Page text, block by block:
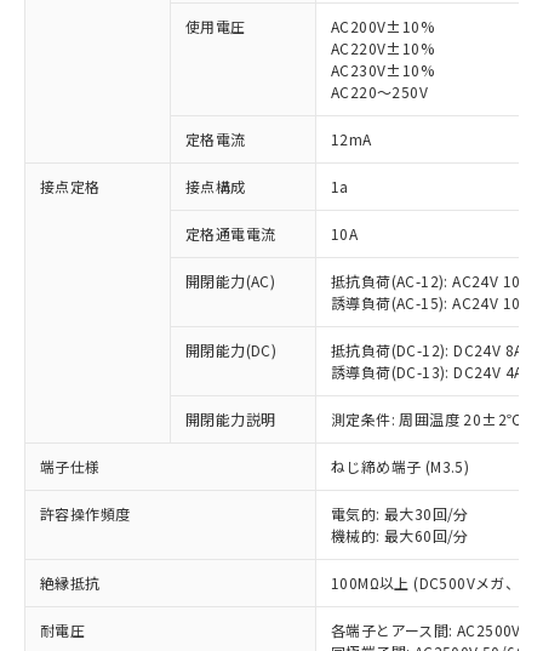
使用電圧
AC200V±10%
AC220V±10%
AC230V±10%
AC220～250V
定格電流 12mA
接点定格 接点構成 1a
定格通電電流 10A
開閉能力(AC)
抵抗負荷(AC-12): AC24V 10A/
誘導負荷(AC-15): AC24V
開閉能力(DC)
抵抗負荷(DC-12): DC24V 8A/
誘導負荷(DC-13): DC24V 4A/
開閉能力説明 測定条件: 周囲温度 20±2℃、
端子仕様 ねじ締め端子 (M3.5)
許容操作頻度
電気的: 最大30回/分
機械的: 最大60回/分
絶縁抵抗 100MΩ以上 (DC500Vメガ、点
耐電圧
各端子とアース間: AC2500V
ご利用条件
以下の条件をお読みいただき、同意のうえ
本サービスは、当社制御機器事業取扱
商品の当社在庫状況および標準価格
(税抜)を提供させていただくもので
当社制御機器事業取扱商品の中には、
本サービスの対象外となる商品もある
ことをご了承ください。
在庫状況および標準価格照会結果は、
記載している更新日時点での社内デー
タに基づき作成されるものであり、閲
準価格とは異なる場合があることをご
対応済み：EU RoHS指令（10物質）の
非含有に対応した製品が提供可能な商品で
対応予定：EU RoHS指令（10物質）の非含
有に対応した製品に切り替える予定のある
対応予定なし：EU RoHS指令（10物質）の
非含有に非対応の商品で、対応品を出す予
調査・確認中：EU RoHS指令（10物質）の
非含有の対応状況を調査中または確認中の
非該当品：ライセンス料など無形物で、有
害物質有無と関係のない商品です。
仕入先様の事情により、非含有部品として
いたものが、含有品と判明した場合などや
むを得ず変更することがあります。
*EU RoHS指令（10物質）：
鉛(Pb) 1000ppm以下、 水銀(Hg) 1000ppm以下、 カド
六価クロム(Cr(Ⅵ)) 1000ppm以下、ポリ臭化ビフェニル
「○」：最大均質材料含有率が中国RoHSの
基準値以下であることを示します。
「×」：最大均質材料含有率が中国RoHSの
基準値を超えていることを示します。
「－」：未確認です。当社販売部門へお問
当社は、これら貴社製品のうち、外国
為替および外国貿易法に定める商品
（以下｢規制貨物等」という）を輸出
または国外への提供する場合は、日本
国政府の輸出許可(または役務取引許
可)を取得するなどの必要な手続きを